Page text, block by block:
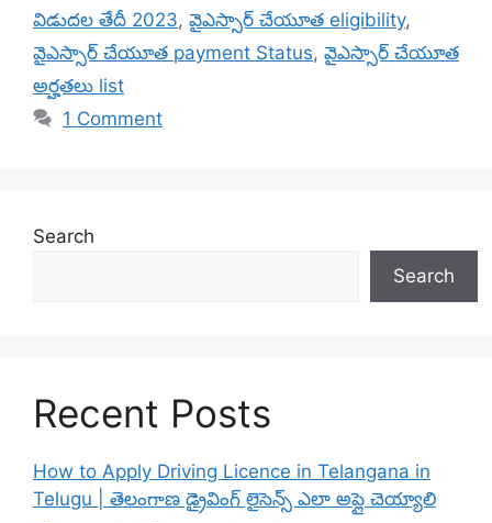
విడుదల తేదీ 2023, వైఎస్సార్ చేయూత eligibility,
వైఎస్సార్ చేయూత payment Status, వైఎస్సార్ చేయూత
అర్హతలు list
1 Comment
Search
Search
Recent Posts
How to Apply Driving Licence in Telangana in
Telugu | తెలంగాణ డ్రైవింగ్ లైసెన్స్ ఎలా అప్లై చెయ్యాలి